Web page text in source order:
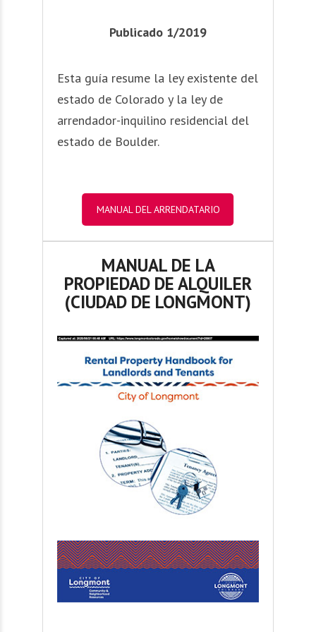
Publicado 1/2019
Esta guía resume la ley existente del
estado de Colorado y la ley de
arrendador-inquilino residencial del
estado de Boulder.
MANUAL DEL ARRENDATARIO
MANUAL DE LA
PROPIEDAD DE ALQUILER
(CIUDAD DE LONGMONT)